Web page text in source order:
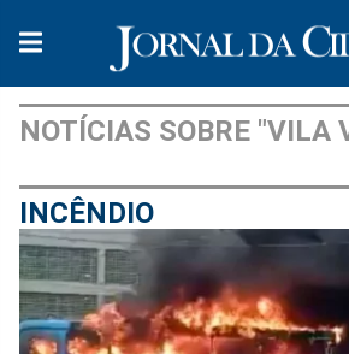
NOTÍCIAS SOBRE "VILA
INCÊNDIO